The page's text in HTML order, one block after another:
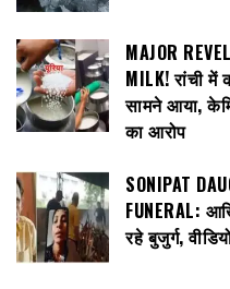
MAJOR
MILK! रांची में
सामने आया,
का आरोप
SONIPAT
FUNERAL:
रहे बुजुर्ग,